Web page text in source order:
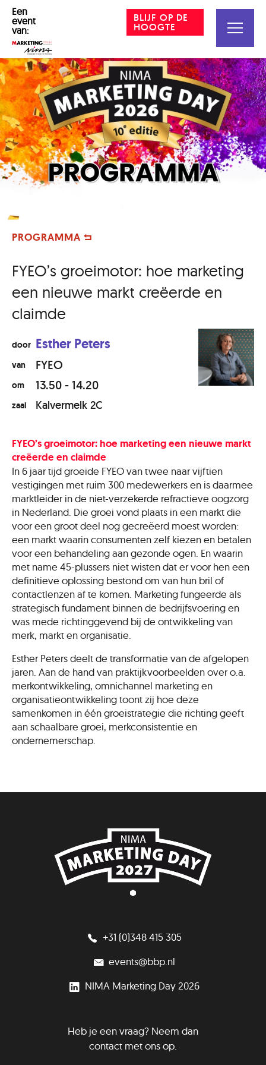
BLIJF OP DE
HOOGTE
Een
event
van:
PROGRAMMA
FYEO’s groeimotor: hoe marketing
een nieuwe markt creëerde en
claimde
door Esther Peters
van FYEO
om 13.50 - 14.20
zaal Kalvermelk 2C
FYEO’s groeimotor: hoe marketing een nieuwe markt
creëerde en claimde
In 6 jaar tijd groeide FYEO van twee naar vijftien
vestigingen met ruim 300 medewerkers en is daarmee
marktleider in de niet-verzekerde refractieve oogzorg
in Nederland. Die groei vond plaats in een markt die
voor een groot deel nog gecreëerd moest worden:
een markt waarin consumenten zelf kiezen en betalen
voor een behandeling aan gezonde ogen. En waarin
met name 45-plussers niet wisten dat er voor hen een
definitieve oplossing bestond om van hun bril of
contactlenzen af te komen. Marketing fungeerde als
strategisch fundament binnen de bedrijfsvoering en
was mede richtinggevend bij de ontwikkeling van
merk, markt en organisatie.
Esther Peters deelt de transformatie van de afgelopen
jaren. Aan de hand van praktijkvoorbeelden over o.a.
merkontwikkeling, omnichannel marketing en
organisatieontwikkeling toont zij hoe deze
samenkomen in één groeistrategie die richting geeft
aan schaalbare groei, merkconsistentie en
ondernemerschap.
+31 (0)348 415 305
events@bbp.nl
NIMA Marketing Day 2026
Heb je een vraag? Neem dan
contact met ons op.